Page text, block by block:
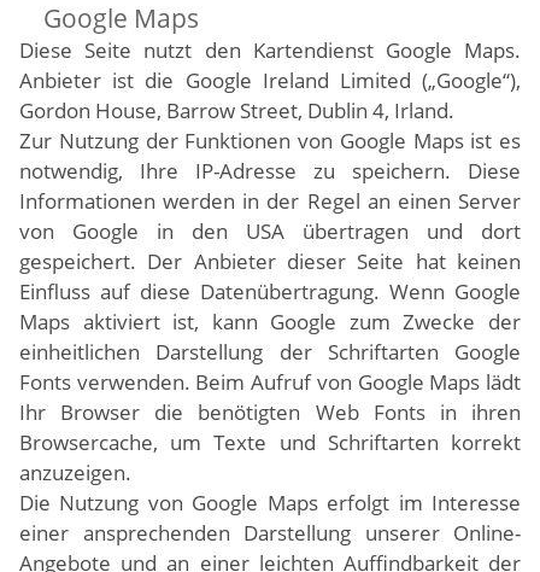
Google Maps
Diese Seite nutzt den Kartendienst Google Maps.
Anbieter ist die Google Ireland Limited („Google“),
Gordon House, Barrow Street, Dublin 4, Irland.
Zur Nutzung der Funktionen von Google Maps ist es
notwendig, Ihre IP-Adresse zu speichern. Diese
Informationen werden in der Regel an einen Server
von Google in den USA übertragen und dort
gespeichert. Der Anbieter dieser Seite hat keinen
Einfluss auf diese Datenübertragung. Wenn Google
Maps aktiviert ist, kann Google zum Zwecke der
einheitlichen Darstellung der Schriftarten Google
Fonts verwenden. Beim Aufruf von Google Maps lädt
Ihr Browser die benötigten Web Fonts in ihren
Browsercache, um Texte und Schriftarten korrekt
anzuzeigen.
Die Nutzung von Google Maps erfolgt im Interesse
einer ansprechenden Darstellung unserer Online-
Angebote und an einer leichten Auffindbarkeit der